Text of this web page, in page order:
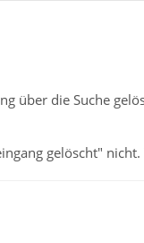
über die Suche
gelöscht"